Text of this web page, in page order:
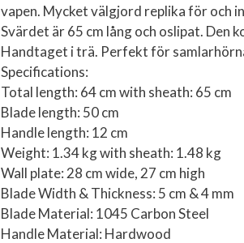
vapen. Mycket välgjord replika för och
Svärdet är 65 cm lång och oslipat. Den
Handtaget i trä. Perfekt för
Specifications:
Total length: 64 cm with sheath: 65 cm
Blade length: 50 cm
Handle length: 12 cm
Weight: 1.34 kg with sheath: 1.48 kg
Wall plate: 28 cm wide, 27 cm high
Blade Width & Thickness: 5 cm & 4 mm
Blade Material: 1045 Carbon Steel
Handle Material: Hardwood